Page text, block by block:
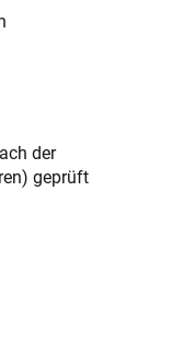
der
geprüft